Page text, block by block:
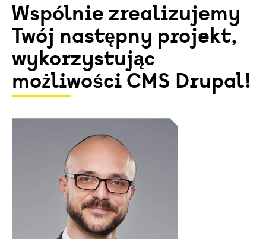
Wspólnie zrealizujemy
Twój następny projekt,
wykorzystując
możliwości CMS Drupal!